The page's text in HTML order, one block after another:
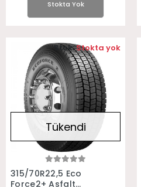
Stokta Yok
Stokta Yok
Tükendi
315/70R22,5 Eco
Force2+ Asfalt
Stok:Stokta yok